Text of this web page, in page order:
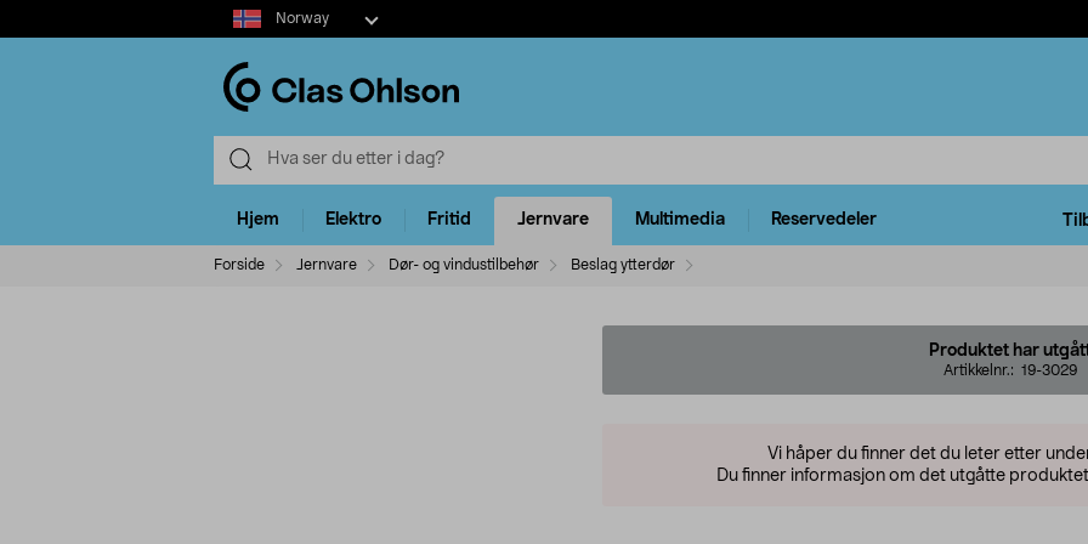
Select
market
Norway
Hjem Elektro Fritid Jernvare Multimedia Reservedeler
Forside Jernvare Dør- og vindustilbehør Beslag ytterdør
Produktet har
Artikkelnr.: 19-3029
Vi håper du finner det du leter etter
Du finner informasjon om det utgåtte